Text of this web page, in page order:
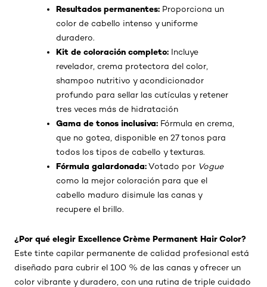
Resultados permanentes: Proporciona un
color de cabello intenso y uniforme
duradero.
Kit de coloración completo: Incluye
revelador, crema protectora del color,
shampoo nutritivo y acondicionador
profundo para sellar las cutículas y retener
tres veces más de hidratación
Gama de tonos inclusiva: Fórmula en crema,
que no gotea, disponible en 27 tonos para
todos los tipos de cabello y texturas.
Fórmula galardonada:Votado por Vogue
como la mejor coloración para que el
cabello maduro disimule las canas y
recupere el brillo.
¿Por qué elegir Excellence Crème Permanent Hair Color?
Este tinte capilar permanente de calidad profesional está
diseñado para cubrir el 100 % de las canas y ofrecer un
color vibrante y duradero, con una rutina de triple cuidado